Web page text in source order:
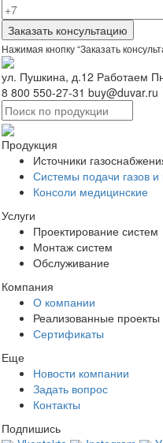
Нажимая кнопку “Заказать
ул. Пушкина, д.12 Работаем
8 800 550-27-31 buy@duvar.ru
Продукция
Источники
Системы подачи газов и
Консоли медицинские
Услуги
Проектирование систем
Монтаж систем
Обслуживание
Компания
О компании
Реализованные проекты
Сертификаты
Еще
Новости компании
Задать вопрос
Контакты
Подпишись